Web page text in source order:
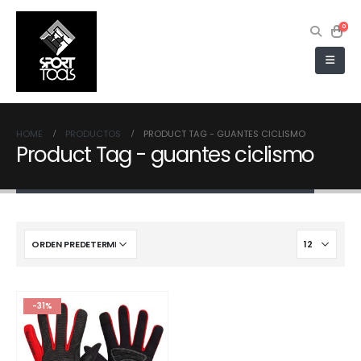
0
HOME PRODUCTOS PRODUCT TAG - GUANTES CICLISMO
Product Tag - guantes ciclismo
-31%